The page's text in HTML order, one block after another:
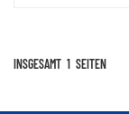
Kraftübertragung
INSGESAMT 1 SEITEN